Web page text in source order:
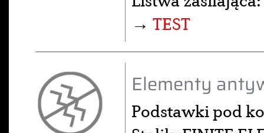
→ TEST
Elementy
Podstawki pod